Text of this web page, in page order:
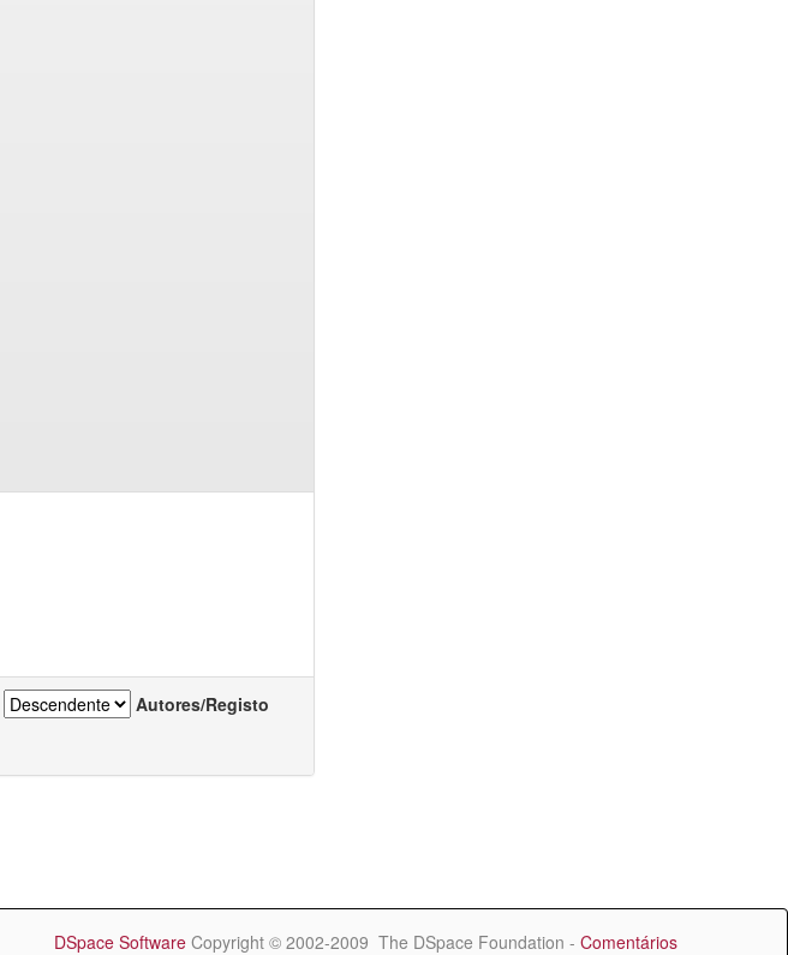
Autores/Registo
DSpace Software Copyright © 2002-2009 The DSpace Foundation - Comentários